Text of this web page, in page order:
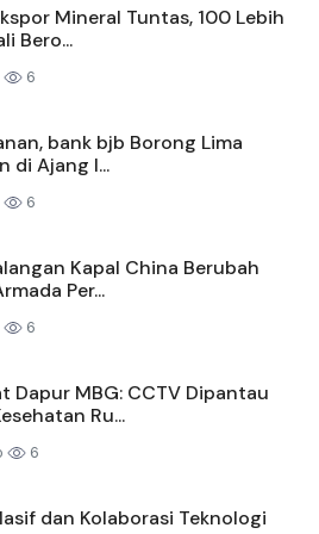
Mineral Tuntas, 100 Lebih
Bero...
6
bank bjb Borong Lima
di Ajang I...
6
Kapal China Berubah
Per...
6
Dapur MBG: CCTV Dipantau
Ru...
6
dan Kolaborasi Teknologi